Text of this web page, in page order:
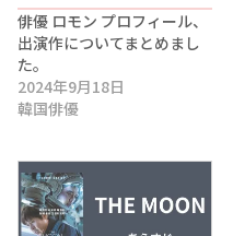
俳優 ロモン プロフィール、
出演作についてまとめまし
た。
2024年9月18日
韓国俳優